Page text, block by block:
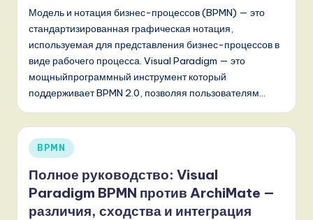
o
v
a
ti
o
n
Модель и нотация бизнес-процессов (BPMN) — это
стандартизированная графическая нотация,
используемая для представления бизнес-процессов в
виде рабочего процесса. Visual Paradigm — это
мощныйпрограммный инструмент который
поддерживает BPMN 2.0, позволяя пользователям…
Опубликовано
BPMN
Полное руководство: Visual
Paradigm BPMN против ArchiMate —
различия, сходства и интеграция